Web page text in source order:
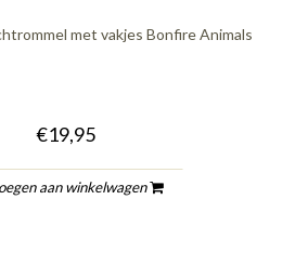
met vakjes Bonfire Animals
€19,95
aan winkelwagen